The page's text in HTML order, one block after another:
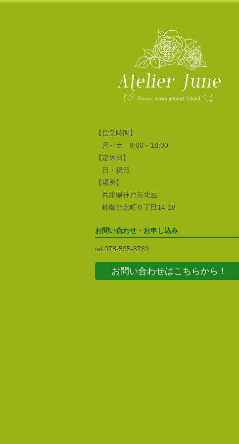
【営業時間】
月～土 9:00～18:00
【定休日】
日・祝日
【場所】
兵庫県神戸市北区
鈴蘭台北町６丁目14-18
お問い合わせ・お申し込み
tel 078-595-8739
お問い合わせはこちらから！